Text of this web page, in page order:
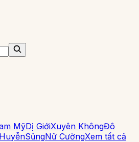
MỹDị GiớiXuyên KhôngĐô
SủngNữ CườngXem tất cả